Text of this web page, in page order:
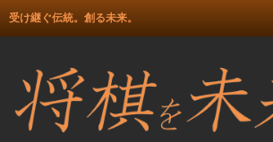
受け継ぐ伝統。創る未来。